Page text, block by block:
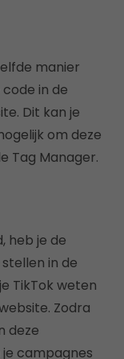
manier
in de
Dit kan je
om deze
Tag Manager.
heb je de
in de
TikTok weten
Zodra
deze
campagnes